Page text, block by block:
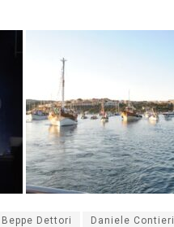
Beppe Dettori Daniele Contieri